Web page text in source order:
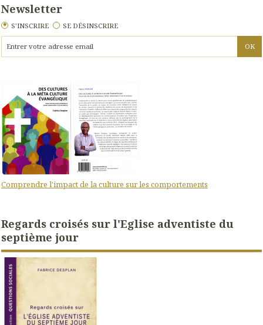
Newsletter
S'INSCRIRE SE DÉSINSCRIRE
Comprendre l'impact de la culture sur les comportements
Regards croisés sur l'Eglise adventiste du
septième jour